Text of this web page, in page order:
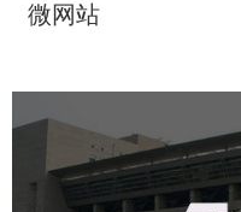
微网站
中国科学